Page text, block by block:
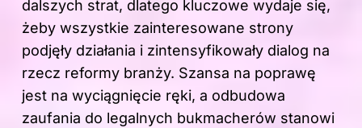
dalszych strat, dlatego kluczowe wydaje się,
żeby wszystkie zainteresowane strony
podjęły działania i zintensyfikowały dialog na
rzecz reformy branży. Szansa na poprawę
jest na wyciągnięcie ręki, a odbudowa
zaufania do legalnych bukmacherów stanowi